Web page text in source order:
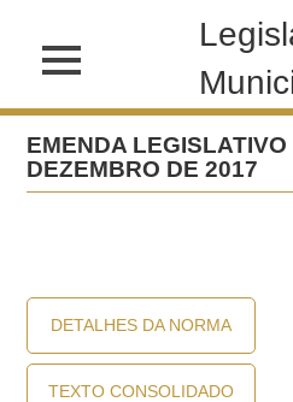
EMENDA LEGISLATIVO
DEZEMBRO DE 2017
DETALHES DA NORMA
TEXTO CONSOLIDADO